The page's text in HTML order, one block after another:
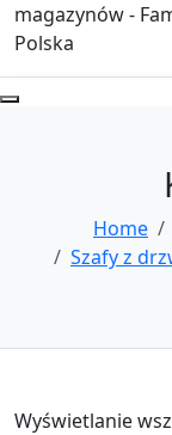
magazynów -
Polska
Home
Szafy z
Wyświetlanie